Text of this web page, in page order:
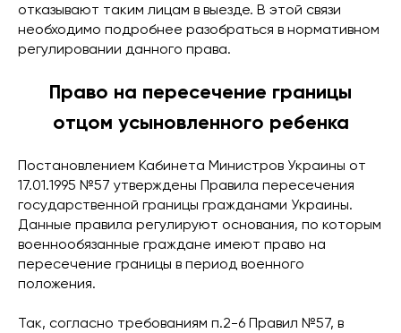
отказывают таким лицам в выезде. В этой связи
необходимо подробнее разобраться в нормативном
регулировании данного права.
Право на пересечение границы
отцом усыновленного ребенка
Постановлением Кабинета Министров Украины от
17.01.1995 №57 утверждены Правила пересечения
государственной границы гражданами Украины.
Данные правила регулируют основания, по которым
военнообязанные граждане имеют право на
пересечение границы в период военного
положения.
Так, согласно требованиям п.2-6 Правил №57, в